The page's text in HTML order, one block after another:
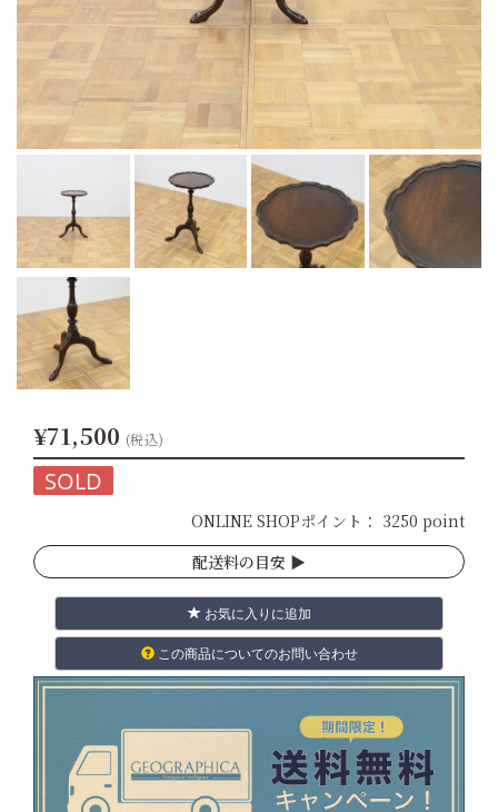
¥71,500 (税込)
SOLD
ONLINE SHOPポイント： 3250 point
配送料の目安 ▶︎
お気に入りに追加
この商品についてのお問い合わせ